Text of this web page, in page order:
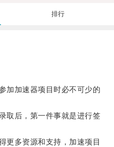
排行
加速器项目时必不可少的
后，第一件事就是进行签
多资源和支持，加速项目